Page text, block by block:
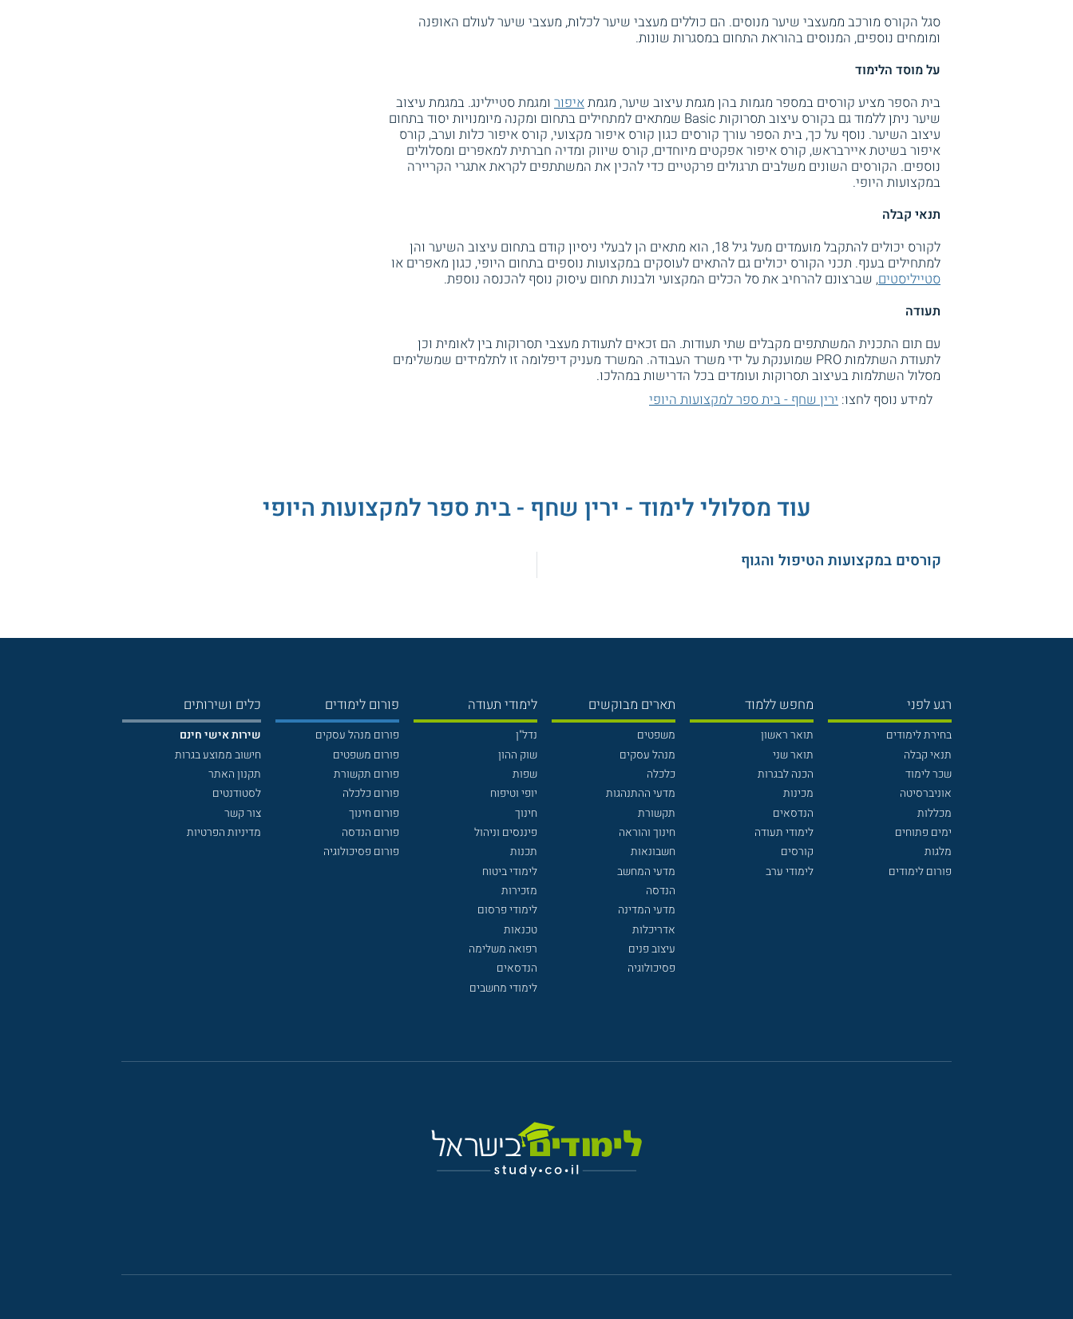
סגל הקורס מורכב ממעצבי שיער מנוסים. הם כוללים מעצבי שיער לכלות, מעצבי שיער לעולם האופנה
ומומחים נוספים, המנוסים בהוראת התחום במסגרות שונות.
על מוסד הלימוד
בית הספר מציע קורסים במספר מגמות בהן מגמת עיצוב שיער, מגמתאיפור ומגמת סטיילינג. במגמת עיצוב
שיער ניתן ללמוד גם בקורס עיצוב תסרוקות Basic שמתאים למתחילים בתחום ומקנה מיומנויות יסוד בתחום
עיצוב השיער. נוסף על כך, בית הספר עורך קורסים כגון קורס איפור מקצועי, קורס איפור כלות וערב, קורס
איפור בשיטת איירבראש, קורס איפור אפקטים מיוחדים, קורס שיווק ומדיה חברתית למאפרים ומסלולים
נוספים. הקורסים השונים משלבים תרגולים פרקטיים כדי להכין את המשתתפים לקראת אתגרי הקריירה
במקצועות היופי.
תנאי קבלה
לקורס יכולים להתקבל מועמדים מעל גיל 18, הוא מתאים הן לבעלי ניסיון קודם בתחום עיצוב השיער והן
למתחילים בענף. תכני הקורס יכולים גם להתאים לעוסקים במקצועות נוספים בתחום היופי, כגון מאפרים או
סטייליסטים, שברצונם להרחיב את סל הכלים המקצועי ולבנות תחום עיסוק נוסף להכנסה נוספת.
תעודה
עם תום התכנית המשתתפים מקבלים שתי תעודות. הם זכאים לתעודת מעצבי תסרוקות בין לאומית וכן
לתעודת השתלמות PRO שמוענקת על ידי משרד העבודה. המשרד מעניק דיפלומה זו לתלמידים שמשלימים
מסלול השתלמות בעיצוב תסרוקות ועומדים בכל הדרישות במהלכו.
למידע נוסף לחצו: ירין שחף - בית ספר למקצועות היופי
עוד מסלולי לימוד - ירין שחף - בית ספר למקצועות היופי
קורסים במקצועות הטיפול והגוף
רגע לפני
בחירת לימודים
תנאי קבלה
שכר לימוד
אוניברסיטה
מכללות
ימים פתוחים
מלגות
פורום לימודים
מחפש ללמוד
תואר ראשון
תואר שני
הכנה לבגרות
מכינות
הנדסאים
לימודי תעודה
קורסים
לימודי ערב
תארים מבוקשים
משפטים
מנהל עסקים
כלכלה
מדעי ההתנהגות
תקשורת
חינוך והוראה
חשבונאות
מדעי המחשב
הנדסה
מדעי המדינה
אדריכלות
עיצוב פנים
פסיכולוגיה
לימודי תעודה
נדל"ן
שוק ההון
שפות
יופי וטיפוח
חינוך
פיננסים וניהול
תכנות
לימודי ביטוח
מזכירות
לימודי פרסום
טכנאות
רפואה משלימה
הנדסאים
לימודי מחשבים
פורום לימודים
פורום מנהל עסקים
פורום משפטים
פורום תקשורת
פורום כלכלה
פורום חינוך
פורום הנדסה
פורום פסיכולוגיה
כלים ושירותים
שירות אישי חינם
חישוב ממוצע בגרות
תקנון האתר
לסטודנטים
צור קשר
מדיניות הפרטיות